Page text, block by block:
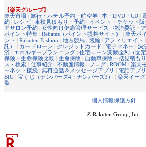
【楽天グループ】
楽天市場 | 旅行・ホテル予約・航空券 | 本・DVD・CD |
約 | レシピ | 車検見積もり・予約 | イベント・チケット販
アサロン予約 | 女性向け健康管理サービス | 物流委託・
ポイント特集 | Rebates（ポイント提携サイト） | 楽天ポ
ント | Rakuten Fashion | 地方競馬 | 競輪 | アフィリエイト |
託）
| カードローン | クレジットカード | 電子マネー | 決
済 | エネルギープランニング | 住宅ローン変動金利（固
保険・生命保険比較 | 生命保険 | 自動車保険一括見積もり
ス・検索 | 仕事紹介 | 不動産情報 | ブログ | ROOM | 楽天
ーネット接続 | 無料通話＆メッセージアプリ | 電話アプリ
BIG | 宝くじ（ナンバーズ4・ナンバーズ3） | 楽天イーグ
覧
個人情報保護方針
© Rakuten Group, Inc.